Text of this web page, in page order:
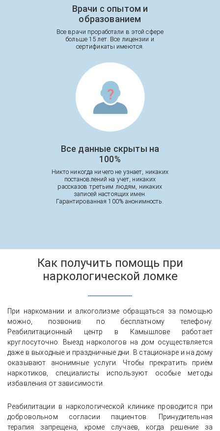
Врачи с опытом и
образованием
Все врачи проработали в этой сфере
больше 15 лет. Все лицензии и
сертификаты имеются.
Все данные скрыты на
100%
Никто никогда ничего не узнает, никаких
постановлений на учет, никаких
рассказов третьим людям, никаких
записей настоящих имен.
Гарантированная 100% анонимность.
Как получить помощь при
наркологической ломке
При наркомании и алкоголизме обращаться за помощью
можно, позвонив по бесплатному телефону.
Реабилитационный центр в Камышлове работает
круглосуточно. Выезд наркологов на дом осуществляется
даже в выходные и праздничные дни. В стационаре и на дому
оказывают анонимные услуги. Чтобы прекратить приём
наркотиков, специалисты используют особые методы
избавления от зависимости.
Реабилитации в наркологической клинике проводится при
добровольном согласии пациентов. Принудительная
терапия запрещена, кроме случаев, когда решение за